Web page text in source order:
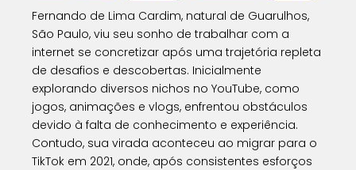
Fernando de Lima Cardim, natural de Guarulhos,
São Paulo, viu seu sonho de trabalhar com a
internet se concretizar após uma trajetória repleta
de desafios e descobertas. Inicialmente
explorando diversos nichos no YouTube, como
jogos, animações e vlogs, enfrentou obstáculos
devido à falta de conhecimento e experiência.
Contudo, sua virada aconteceu ao migrar para o
TikTok em 2021, onde, após consistentes esforços